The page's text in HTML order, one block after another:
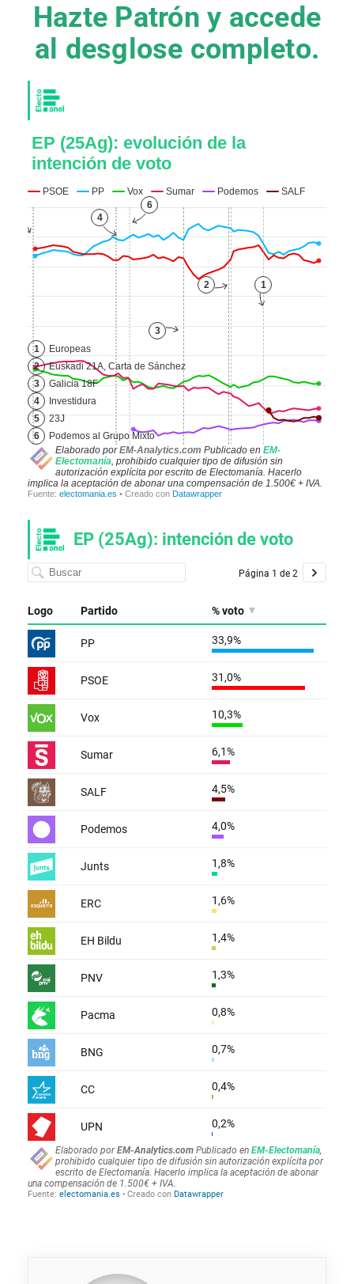
Hazte Patrón y accede
al desglose completo.